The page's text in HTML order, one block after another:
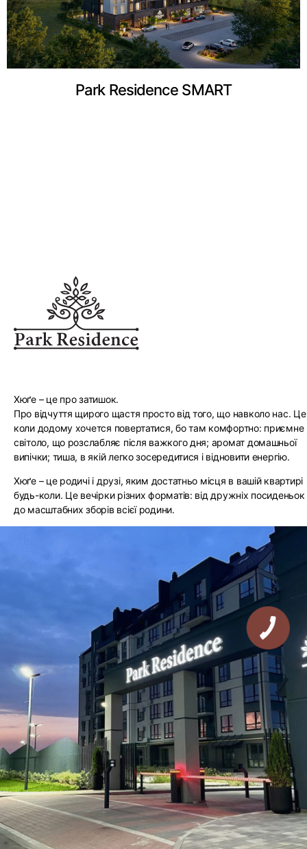
Park Residence SMART
Хюґе – це про затишок.
Про відчуття щирого щастя просто від того, що навколо нас. Це
коли додому хочется повертатися, бо там комфортно: приємне
світоло, що розслабляє після важкого дня; аромат домашньої
випічки; тиша, в якій легко зосередитися і відновити енергію.
Хюґе – це родичі і друзі, яким достатньо місця в вашій квартирі
будь-коли. Це вечірки різних форматів: від дружніх посиденьок
до масштабних зборів всієї родини.